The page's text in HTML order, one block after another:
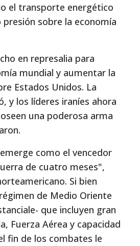
el transporte energético
presión sobre la economía
en represalia para
mundial y aumentar la
Estados Unidos. La
y los líderes iraníes ahora
una poderosa arma
como el vencedor
de cuatro meses",
Si bien
de Medio Oriente
que incluyen gran
Fuerza Aérea y capacidad
fin de los combates le